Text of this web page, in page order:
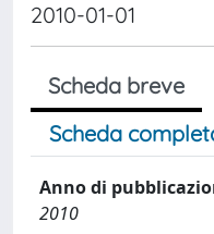
2010-01-01
Scheda breve
Scheda
Anno di
2010